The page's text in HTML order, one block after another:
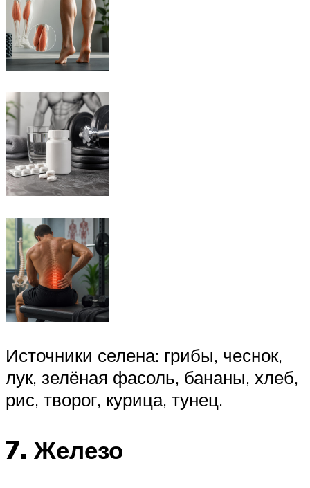
Источники селена: грибы, чеснок,
лук, зелёная фасоль, бананы, хлеб,
рис, творог, курица, тунец.
7. Железо